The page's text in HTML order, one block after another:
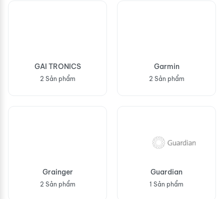
GAI TRONICS
2 Sản phẩm
Garmin
2 Sản phẩm
Grainger
2 Sản phẩm
Guardian
1 Sản phẩm